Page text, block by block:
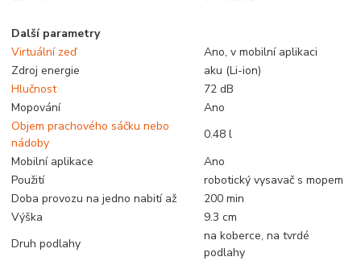
Další parametry
Virtuální zeď
Ano, v mobilní aplikaci
Zdroj energie
aku (Li-ion)
Hlučnost
72 dB
Mopování
Ano
Objem prachového sáčku nebo
nádoby
0.48 l
Mobilní aplikace
Ano
Použití
robotický vysavač s mopem
Doba provozu na jedno nabití až
200 min
Výška
9.3 cm
Druh podlahy
na koberce, na tvrdé
podlahy